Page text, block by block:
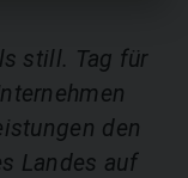
still. Tag für
den
Landes auf